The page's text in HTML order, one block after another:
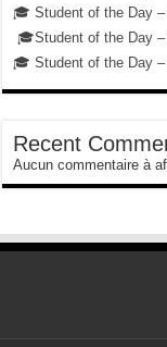
🎓 Student of the Day
🎓Student of the Day –
🎓 Student of the Day
Recent
Aucun commentaire à